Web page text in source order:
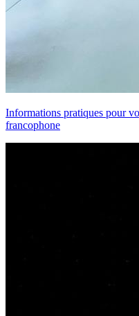
Informations pratiques pour
francophone